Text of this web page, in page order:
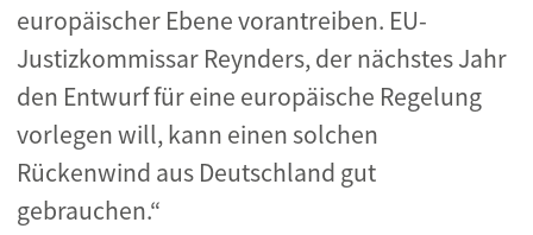
europäischer Ebene vorantreiben. EU-
Justizkommissar Reynders, der nächstes Jahr
den Entwurf für eine europäische Regelung
vorlegen will, kann einen solchen
Rückenwind aus Deutschland gut
gebrauchen.“